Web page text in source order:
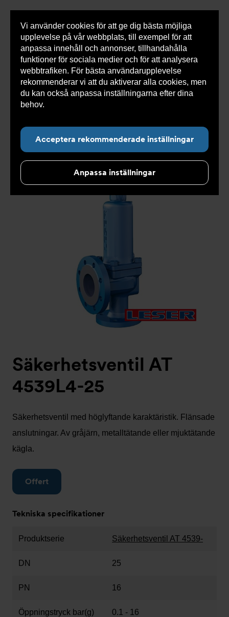
Vi använder cookies för att ge dig bästa möjliga
upplevelse på vår webbplats, till exempel för att
anpassa innehåll och annonser, tillhandahålla
funktioner för sociala medier och för att analysera
webbtrafiken. För bästa användarupplevelse
rekommenderar vi att du aktiverar alla cookies, men
du kan också anpassa inställningarna efter dina
behov.
Acceptera rekommenderade inställningar
Anpassa inställningar
0 varorSnabborder
Du
här:
Armatec > Produkter > Tryckavsäkring
>
Industriella säkerhetsventiler
> High performance
>
Säkerhetsventil AT 4539-
>
Säkerhetsventil AT 4539L4-
Säkerhetsventil AT
4539L4-25
Säkerhetsventil med höglyftande karaktäristik. Flänsade
anslutningar. Av gråjärn, metalltätande eller mjuktätande
kägla.
Offert
Tekniska specifikationer
Produktserie Säkerhetsventil AT 4539-
DN 25
PN 16
Öppningstryck bar(g) 0.1 - 16